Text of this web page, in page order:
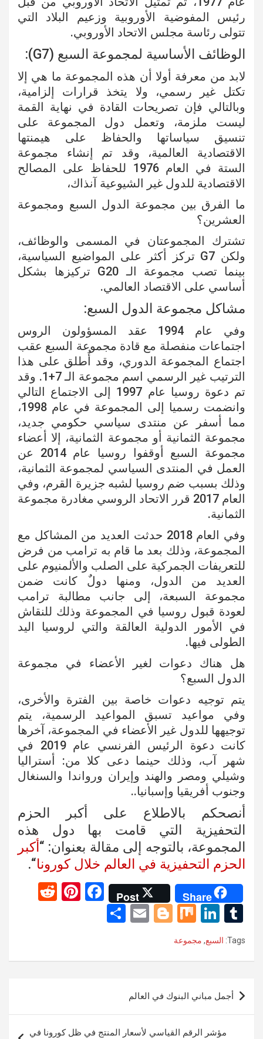
رئيس المفوضية الأوروبية وزعيم البلاد التي
تتولى رئاسة مجلس الاتحاد الأوروبي.
الوظائف الأساسية لمجموعة السبع (G7):
لابد من معرفة أولا أن هذه المجموعة ما هي إلا
تكتل غير رسمي، ولا يتخذ قرارات إلزامية،
وبالتالي فإن تصريحات القادة في نهاية القمة
ليست ملزمة، وتعمل دول المجموعة على
تنسيق سياساتها والحفاظ على هيمنتها
الاقتصادية العالمية، وقد تم إنشاء مجموعة
الستة في العام 1976 للحفاظ على المصالح
الاقتصادية للدول غير الشيوعية آنذاك،
ما الفرق بين مجموعة الدول السبع ومجموعة
العشرين؟
تشترك المجموعتان في المسمى والوظائف،
ولكن G7 تركز أكثر على المواضيع السياسية،
بينما تصب مجموعة الـ G20 تركيزها بشكل
أساسي على الاقتصاد العالمي.
مشاكل مجموعة الدول السبع:
وفي عام 1994 عقد المسؤولون الروس
اجتماعات منفصلة مع قادة مجموعة السبع عقب
اجتماع المجموعة الدوري، وقد أُطلق على هذا
الترتيب غير الرسمي اسم مجموعة الـ 7+1. وقد
تم دعوة روسيا عام 1997 إلى الاجتماع التالي
وانضمت رسميا إلى المجموعة في عام 1998،
مما أسفر عن منتدى سياسي حكومي جديد،
مجموعة الثمانية أو مجموعة الثمانية، إلا أعضاء
مجموعة السبع أوقفوا روسيا عام 2014 عن
العمل في المنتدى السياسي لمجموعة الثمانية،
وذلك بسبب ضم روسيا لشبه جزيرة القرم، وفي
العام 2017 قرر الاتحاد الروسي مغادرة مجموعة
الثمانية.
وفي العام 2018 حدثت العديد من المشاكل مع
المجموعة، وذلك بعد ما قام به ترامب من فرض
للتعريفات الجمركية على الصلب والألمنيوم على
العديد من الدول، ومنها دولٌ كانت ضمن
مجموعة السبعة، إلى جانب مطالبة ترامب
لعودة قبول روسيا في المجموعة وذلك للنقاش
في الأمور الدولية العالقة والتي لروسيا اليد
الطولى فيها.
هل هناك دعوات لغير الأعضاء في مجموعة
الدول السبع؟
يتم توجيه دعوات خاصة بين الفترة والأخرى،
وفي مواعيد تسبق المواعيد الرسمية، يتم
توجيهها للدول غير الأعضاء في المجموعة، آخرها
كانت دعوة الرئيس الفرنسي عام 2019 في
شهر آب، وذلك حينما دعى كلا من: أستراليا
وشيلي ومصر والهند وإيران ورواندا والسنغال
وجنوب أفريقيا وإسبانيا..
أنصحكم بالاطلاع على أكبر الحزم
التحفيزية التي قامت بها دول هذه
المجموعة، بالتوجه إلى مقالة بعنوان: “ أكبر
الحزم التحفيزية في العالم خلال كورونا“.
Share
Post
F
o
Pi
t
t
T
u
m
r
Li
ke
M
Bl
er
E
Tags: السبع, مجموعة
تصفّح
المقالات
أجمل مباني البنوك في العالم
مؤشر الرقم القياسي لأسعار المنتج في ظل كورونا في